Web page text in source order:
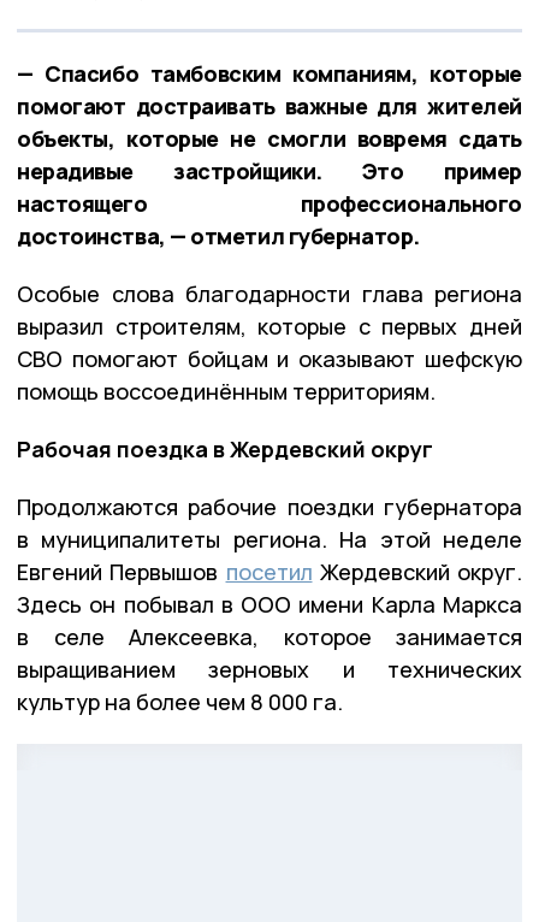
— Спасибо тамбовским компаниям, которые
помогают достраивать важные для жителей
объекты, которые не смогли вовремя сдать
нерадивые застройщики. Это пример
настоящего профессионального
достоинства, — отметил губернатор.
Особые слова благодарности глава региона
выразил строителям, которые с первых дней
СВО помогают бойцам и оказывают шефскую
помощь воссоединённым территориям.
Рабочая поездка в Жердевский округ
Продолжаются рабочие поездки губернатора
в муниципалитеты региона. На этой неделе
Евгений Первышов посетил Жердевский округ.
Здесь он побывал в ООО имени Карла Маркса
в селе Алексеевка, которое занимается
выращиванием зерновых и технических
культур на более чем 8 000 га.